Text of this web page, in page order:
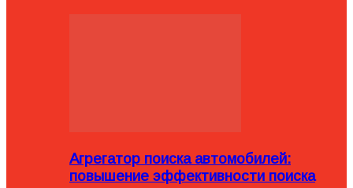
Агрегатор поиска автомобилей:
повышение эффективности поиска